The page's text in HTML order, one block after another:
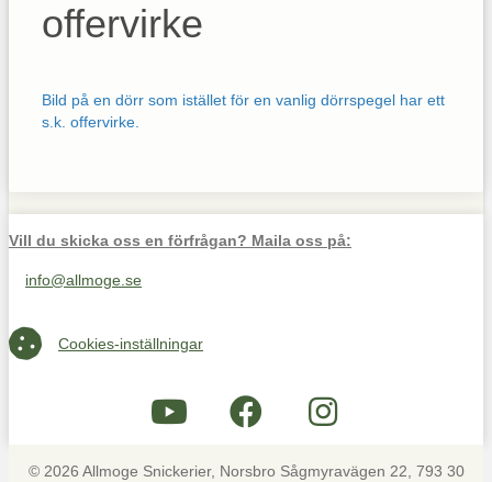
offervirke
Bild på en dörr som istället för en vanlig dörrspegel har ett
s.k. offervirke.
Vill du skicka oss en förfrågan? Maila oss på:
Maila oss på info@allmoge.se
info@allmoge.se
Cookies-inställningar
Cookies-inställningar
© 2026 Allmoge Snickerier, Norsbro Sågmyravägen 22, 793 30